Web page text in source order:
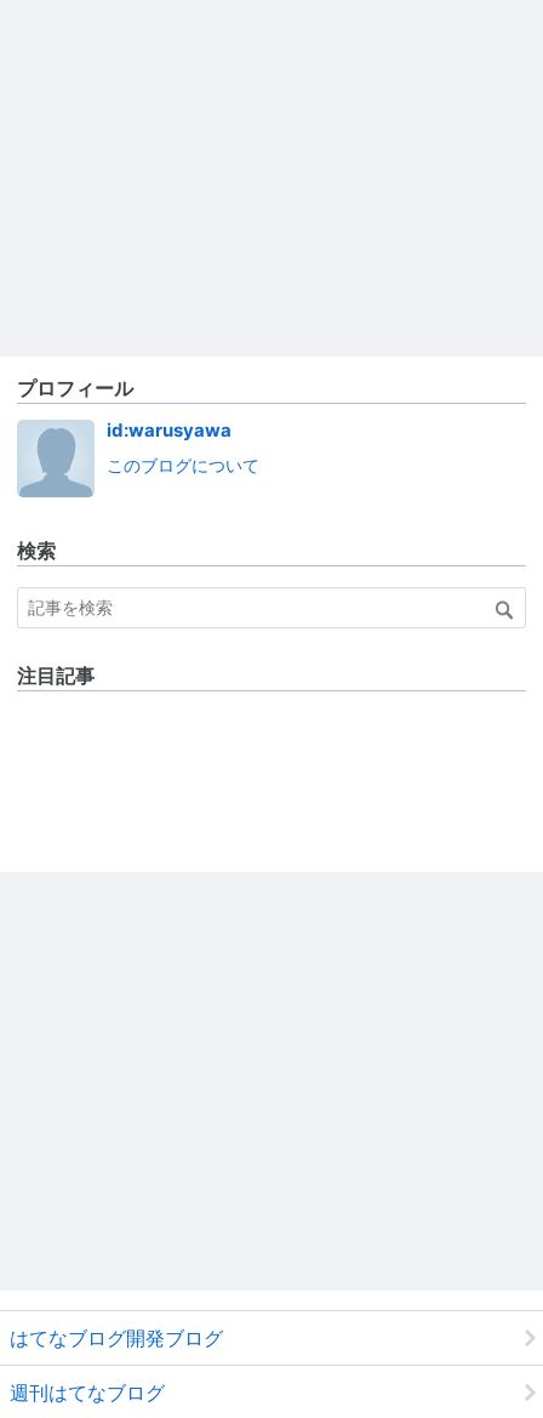
プロフィール
id:warusyawa
このブログについて
検索
注目記事
はてなブログ開発ブログ
週刊はてなブログ